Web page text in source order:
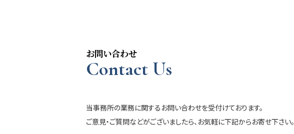
お問い合わせ
Contact Us
当事務所の業務に関するお問い合わせを受付けております。
ご意見・ご質問などがございましたら、お気軽に下記からお寄せ下さい。